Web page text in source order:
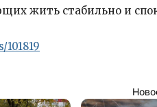
жить стабильно и